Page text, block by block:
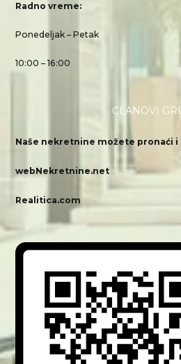
Radno vreme:
Ponedeljak – Petak
10:00 – 16:00
ČLANOVI
Naše nekretnine možete pronaći i
webNekretnine.net
Realitica.com